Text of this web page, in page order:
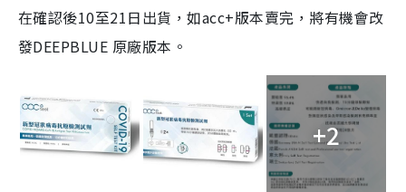
在確認後10至21日出貨，如acc+版本賣完，將有機會改
發DEEPBLUE 原廠版本。
+2